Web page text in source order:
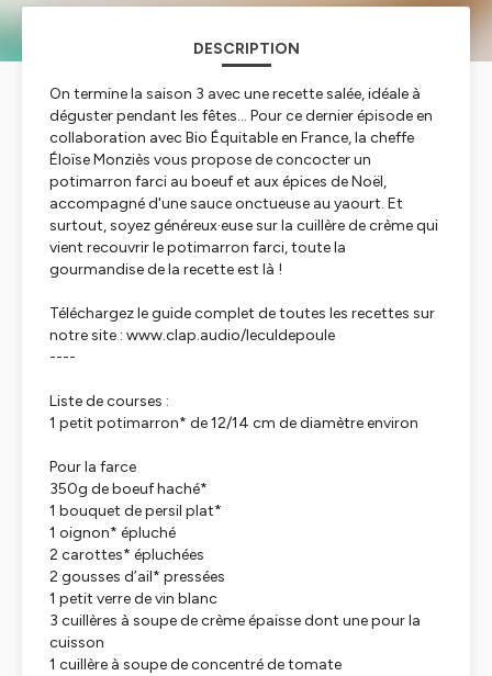
DESCRIPTION
On termine la saison 3 avec une recette salée, idéale à
déguster pendant les fêtes... Pour ce dernier épisode en
collaboration avec Bio Équitable en France, la cheffe
Éloïse Monziès vous propose de concocter un
potimarron farci au boeuf et aux épices de Noël,
accompagné d'une sauce onctueuse au yaourt. Et
surtout, soyez généreux·euse sur la cuillère de crème qui
vient recouvrir le potimarron farci, toute la
gourmandise de la recette est là !
Téléchargez le guide complet de toutes les recettes sur
notre site : www.clap.audio/leculdepoule
----
Liste de courses :
1 petit potimarron* de 12/14 cm de diamètre environ
Pour la farce
350g de boeuf haché*
1 bouquet de persil plat*
1 oignon* épluché
2 carottes* épluchées
2 gousses d’ail* pressées
1 petit verre de vin blanc
3 cuillères à soupe de crème épaisse dont une pour la
cuisson
1 cuillère à soupe de concentré de tomate